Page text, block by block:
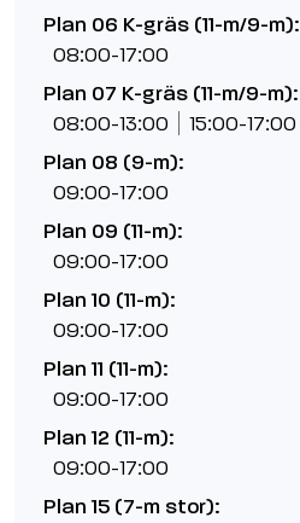
Plan 06 K-gräs (11-m/9-m):
08:00-17:00
Plan 07 K-gräs (11-m/9-m):
08:00-13:00 15:00-17:00
Plan 08 (9-m):
09:00-17:00
Plan 09 (11-m):
09:00-17:00
Plan 10 (11-m):
09:00-17:00
Plan 11 (11-m):
09:00-17:00
Plan 12 (11-m):
09:00-17:00
Plan 15 (7-m stor):